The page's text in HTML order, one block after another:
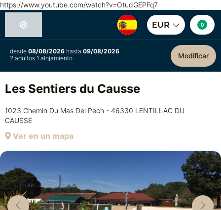
https://www.youtube.com/watch?v=OtudGEPFq7
EUR 0
desde 08/08/2026 hasta 09/08/2026
2 adultos 1 alojamiento
Modificar
Les Sentiers du Causse
1023 Chemin Du Mas Del Pech - 46330 LENTILLAC DU
CAUSSE
Ver en un mapa